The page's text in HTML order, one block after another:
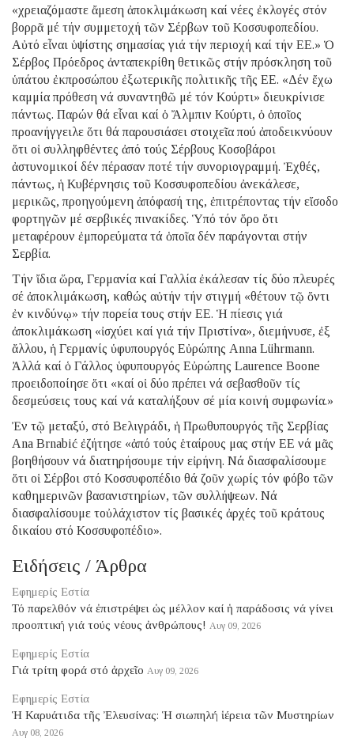
«χρειαζόμαστε ἄμεση ἀποκλιμάκωση καί νέες ἐκλογές στόν
βορρᾶ μέ τήν συμμετοχή τῶν Σέρβων τοῦ Κοσσυφοπεδίου.
Αὐτό εἶναι ὑψίστης σημασίας γιά τήν περιοχή καί τήν ΕΕ.» Ὁ
Σέρβος Πρόεδρος ἀνταπεκρίθη θετικῶς στήν πρόσκληση τοῦ
ὑπάτου ἐκπροσώπου ἐξωτερικῆς πολιτικῆς τῆς ΕΕ. «Δέν ἔχω
καμμία πρόθεση νά συναντηθῶ μέ τόν Κούρτι» διευκρίνισε
πάντως. Παρών θά εἶναι καί ὁ Ἄλμπιν Κούρτι, ὁ ὁποῖος
προανήγγειλε ὅτι θά παρουσιάσει στοιχεῖα πού ἀποδεικνύουν
ὅτι οἱ συλληφθέντες ἀπό τούς Σέρβους Κοσοβάροι
ἀστυνομικοί δέν πέρασαν ποτέ τήν συνοριογραμμή. Ἐχθές,
πάντως, ἡ Κυβέρνησις τοῦ Κοσσυφοπεδίου ἀνεκάλεσε,
μερικῶς, προηγούμενη ἀπόφασή της, ἐπιτρέποντας τήν εἴσοδο
φορτηγῶν μέ σερβικές πινακίδες. Ὑπό τόν ὅρο ὅτι
μεταφέρουν ἐμπορεύματα τά ὁποῖα δέν παράγονται στήν
Σερβία.
Τήν ἴδια ὥρα, Γερμανία καί Γαλλία ἐκάλεσαν τίς δύο πλευρές
σέ ἀποκλιμάκωση, καθώς αὐτήν τήν στιγμή «θέτουν τῷ ὄντι
ἐν κινδύνῳ» τήν πορεία τους στήν ΕΕ. Ἡ πίεσις γιά
ἀποκλιμάκωση «ἰσχύει καί γιά τήν Πριστίνα», διεμήνυσε, ἐξ
ἄλλου, ἡ Γερμανίς ὑφυπουργός Εὐρώπης Anna Lührmann.
Ἀλλά καί ὁ Γάλλος ὑφυπουργός Εὐρώπης Laurence Boone
προειδοποίησε ὅτι «καί οἱ δύο πρέπει νά σεβασθοῦν τίς
δεσμεύσεις τους καί νά καταλήξουν σέ μία κοινή συμφωνία.»
Ἐν τῷ μεταξύ, στό Βελιγράδι, ἡ Πρωθυπουργός τῆς Σερβίας
Ana Brnabić ἐζήτησε «ἀπό τούς ἑταίρους μας στήν ΕΕ νά μᾶς
βοηθήσουν νά διατηρήσουμε τήν εἰρήνη. Νά διασφαλίσουμε
ὅτι οἱ Σέρβοι στό Κοσσυφοπέδιο θά ζοῦν χωρίς τόν φόβο τῶν
καθημερινῶν βασανιστηρίων, τῶν συλλήψεων. Νά
διασφαλίσουμε τοὐλάχιστον τίς βασικές ἀρχές τοῦ κράτους
δικαίου στό Κοσσυφοπέδιο».
Ειδήσεις / Άρθρα
Εφημερίς Εστία
Τό παρελθόν νά ἐπιστρέψει ὡς μέλλον καί ἡ παράδοσις νά γίνει
προοπτική γιά τούς νέους ἀνθρώπους! Αυγ 09, 2026
Εφημερίς Εστία
Γιά τρίτη φορά στό ἀρχεῖο Αυγ 09, 2026
Εφημερίς Εστία
Ἡ Καρυάτιδα τῆς Ἐλευσίνας: Ἡ σιωπηλή ἱέρεια τῶν Μυστηρίων
Αυγ 08, 2026